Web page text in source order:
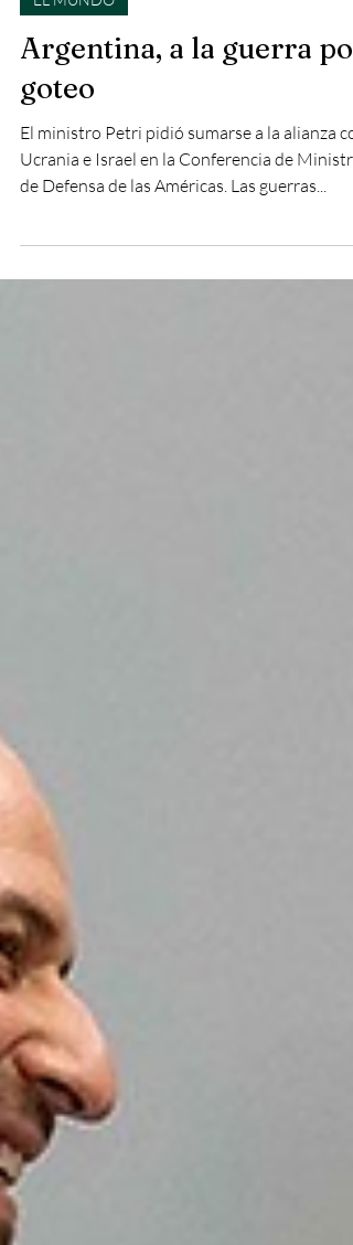
EL MUNDO
Argentina, a la guerra por
goteo
El ministro Petri pidió sumarse a la alianza
Ucrania e Israel en la Conferencia de